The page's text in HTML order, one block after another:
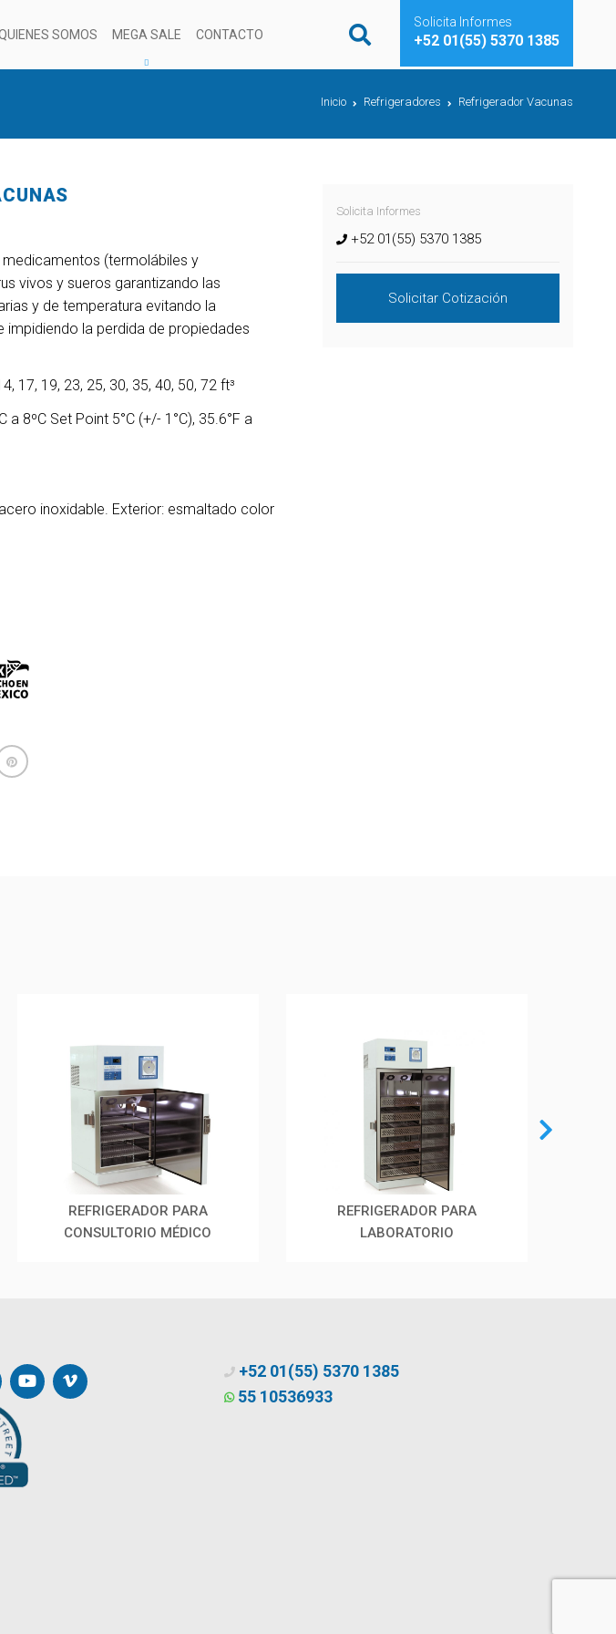
SOMOS MEGA SALE CONTACTO
Solicita Informes
+52 01(55) 5370 1385
Inicio Refrigeradores Refrigerador Vacunas
(termolábiles y
vivos y sueros garantizando las
y de temperatura evitando la
impidiendo la perdida de propiedades
17, 19, 23, 25, 30, 35, 40, 50, 72 ft³
a 8ºC Set Point 5°C (+/- 1°C), 35.6°F a
inoxidable. Exterior: esmaltado color
Solicita Informes
+52 01(55) 5370 1385
Solicitar Cotización
REFRIGERADOR PARA
CONSULTORIO MÉDICO
REFRIGERADOR PARA
LABORATORIO
+52 01(55) 5370 1385
55 10536933